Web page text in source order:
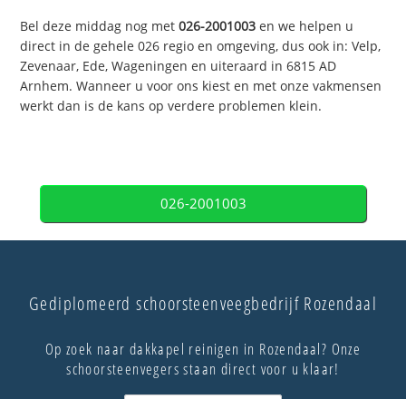
Bel deze middag nog met026-2001003 en we helpen u
direct in de gehele 026 regio en omgeving, dus ook in: Velp,
Zevenaar, Ede, Wageningen en uiteraard in 6815 AD
Arnhem. Wanneer u voor ons kiest en met onze vakmensen
werkt dan is de kans op verdere problemen klein.
026-2001003
Gediplomeerd schoorsteenveegbedrijf Rozendaal
Op zoek naar dakkapel reinigen in Rozendaal? Onze
schoorsteenvegers staan direct voor u klaar!